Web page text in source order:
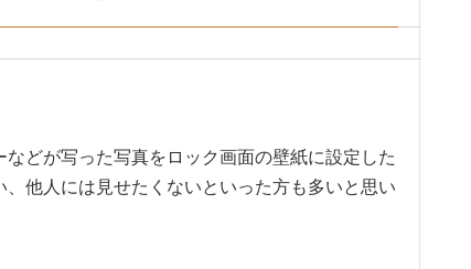
どが写った写真をロック画面の壁紙に設定した
他人には見せたくないといった方も多いと思い